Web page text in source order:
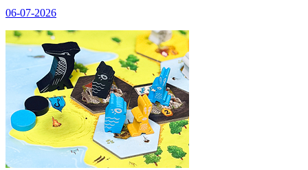
06-07-2026